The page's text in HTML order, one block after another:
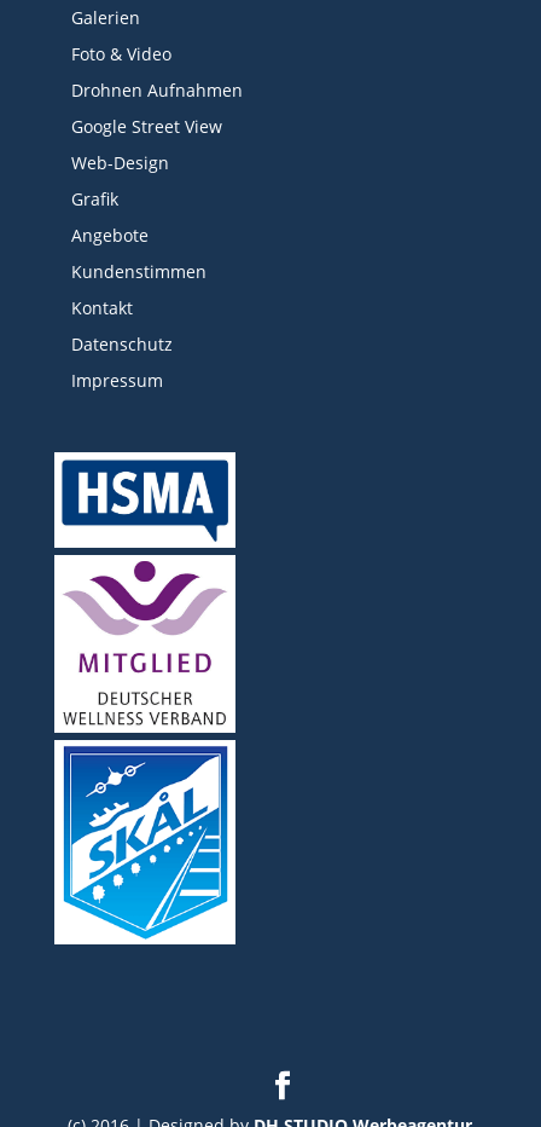
Galerien
Foto & Video
Drohnen Aufnahmen
Google Street View
Web-Design
Grafik
Angebote
Kundenstimmen
Kontakt
Datenschutz
Impressum